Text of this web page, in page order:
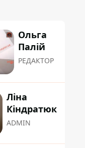
Ольга
Палій
РЕДАКТОР
Ліна
Кіндратюк
ADMIN